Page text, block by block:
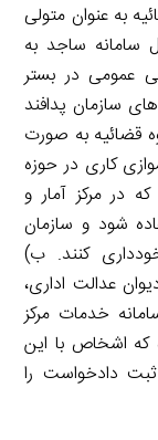
به عنوان متولی
سامانه ساجد به
عمومی در بستر
سازمان پدافند
قضائیه به صورت
کاری در حوزه
در مرکز آمار و
شود و سازمان
کنند. ب)
عدالت اداری،
خدمات مرکز
که اشخاص با این
دادخواست را